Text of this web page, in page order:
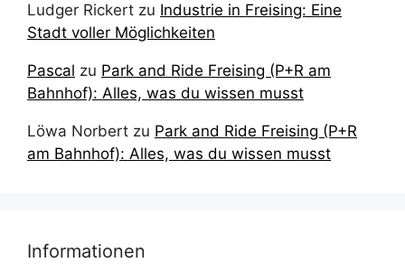
Ludger Rickert zu Industrie in Freising: Eine
Stadt voller Möglichkeiten
Pascal zu Park and Ride Freising (P+R am
Bahnhof): Alles, was du wissen musst
Löwa Norbert zu Park and Ride Freising (P+R
am Bahnhof): Alles, was du wissen musst
Informationen